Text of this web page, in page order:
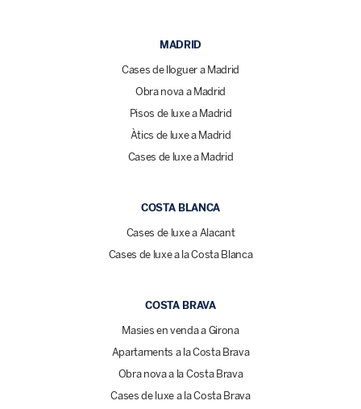
MADRID
Cases de lloguer a Madrid
Obra nova a Madrid
Pisos de luxe a Madrid
Àtics de luxe a Madrid
Cases de luxe a Madrid
COSTA BLANCA
Cases de luxe a Alacant
Cases de luxe a la Costa Blanca
COSTA BRAVA
Masies en venda a Girona
Apartaments a la Costa Brava
Obra nova a la Costa Brava
Cases de luxe a la Costa Brava